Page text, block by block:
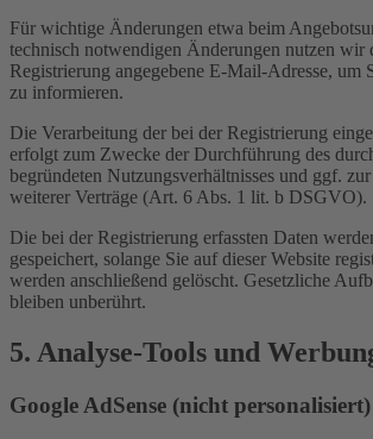
Für wichtige Änderungen etwa beim
technisch notwendigen Änderungen nutzen wir
Registrierung angegebene E-Mail-Adresse, um
zu informieren.
Die Verarbeitung der bei der Registrierung
erfolgt zum Zwecke der Durchführung des
begründeten Nutzungsverhältnisses und ggf.
weiterer Verträge (Art. 6 Abs. 1 lit. b DSGVO).
Die bei der Registrierung erfassten Daten
gespeichert, solange Sie auf dieser Website
werden anschließend gelöscht. Gesetzliche
bleiben unberührt.
5. Analyse-Tools und
Google AdSense (nicht personalisiert)